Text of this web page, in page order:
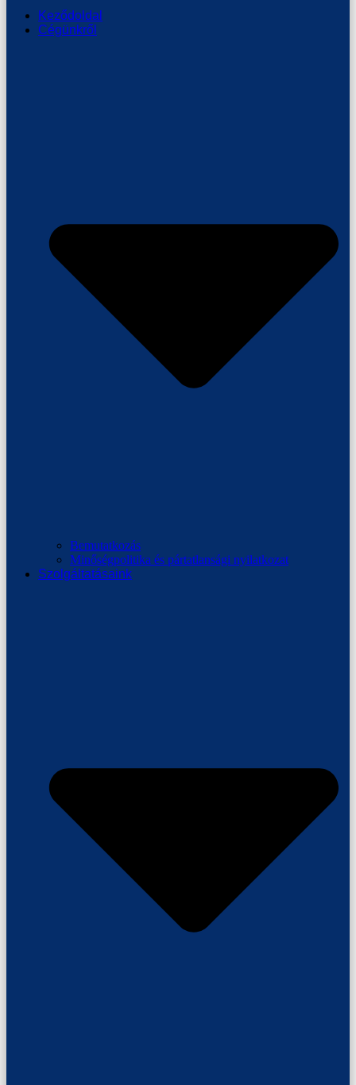
Keződoldal
Cégünkről
Bemutatkozás
Minőségpolitika és pártatlansági nyilatkozat
Szolgáltatásaink